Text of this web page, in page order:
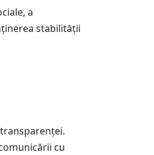
a
stabilității
cu